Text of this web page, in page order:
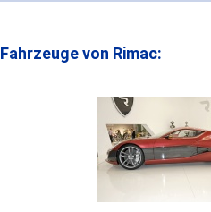
Fahrzeuge von Rimac: